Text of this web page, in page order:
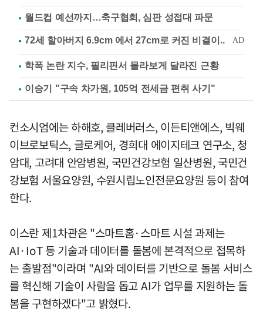
월드컵 예선까지…축구협회, 심판 성접대 파문
학폭 논란 지수, 필리핀서 몰라보게 달라진 근황
이승기 "구속 차가원, 105억 전세금 편취 사기"
컨소시엄에는 하해호, 클레버러스, 이든티앤에스, 빅웨
이브로보틱스, 글로케어, 경희대 에이지테크 연구소, 청
암대, 고려대 안암병원, 국민건강보험 일산병원, 국민건
강보험 서울요양원, 수원시립노인전문요양원 등이 참여
한다.
이스란 제1차관은 "스마트홈·스마트 시설 과제는
AI·IoT 등 기술과 데이터를 돌봄에 본격적으로 접목하
는 출발점"이라며 "AI와 데이터를 기반으로 돌봄 서비스
를 혁신해 기술이 사람을 돕고 AI가 업무를 지원하는 돌
봄을 구현하겠다"고 밝혔다.